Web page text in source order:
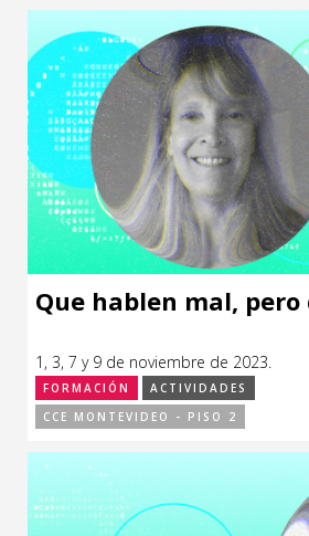
Que hablen mal,
1, 3, 7 y 9 de noviembre de 2023.
FORMACIÓN
ACTIVIDADES
CCE MONTEVIDEO - PISO 2